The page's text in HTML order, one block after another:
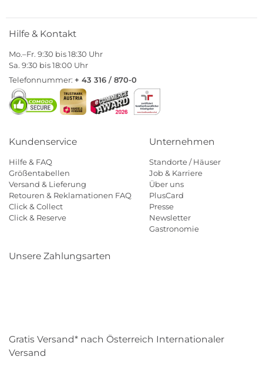
Hilfe & Kontakt
Mo.–Fr. 9:30 bis 18:30 Uhr
Sa. 9:30 bis 18:00 Uhr
Telefonnummer: + 43 316 / 870-0
Kundenservice
Hilfe & FAQ
Größentabellen
Versand & Lieferung
Retouren & Reklamationen FAQ
Click & Collect
Click & Reserve
Unternehmen
Standorte / Häuser
Job & Karriere
Über uns
PlusCard
Presse
Newsletter
Gastronomie
Unsere Zahlungsarten
Gratis Versand* nach Österreich Internationaler
Versand